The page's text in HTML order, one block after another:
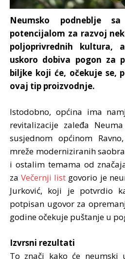
Neumsko podneblje
potencijalom za razvoj
poljoprivrednih kultura,
uskoro dobiva pogon za
biljke koji će, očekuje se,
ovaj tip proizvodnje.
Istodobno, općina ima
revitalizacije zaleđa
susjednom općinom
mreže moderniziranih
i ostalim temama od
za Večernji list govorio je
Jurković, koji je potvrdio
potpisan ugovor za
godine očekuje puštanje u
Izvrsni rezultati
To znači kako će neumski